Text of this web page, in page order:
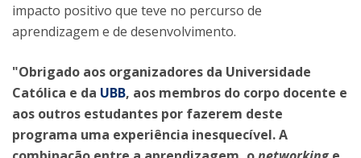
impacto positivo que teve no percurso de
aprendizagem e de desenvolvimento.
"Obrigado aos organizadores da Universidade
Católica e da UBB, aos membros do corpo docente e
aos outros estudantes por fazerem deste
programa uma experiência inesquecível. A